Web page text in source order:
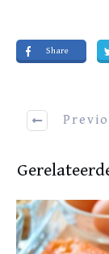
Share